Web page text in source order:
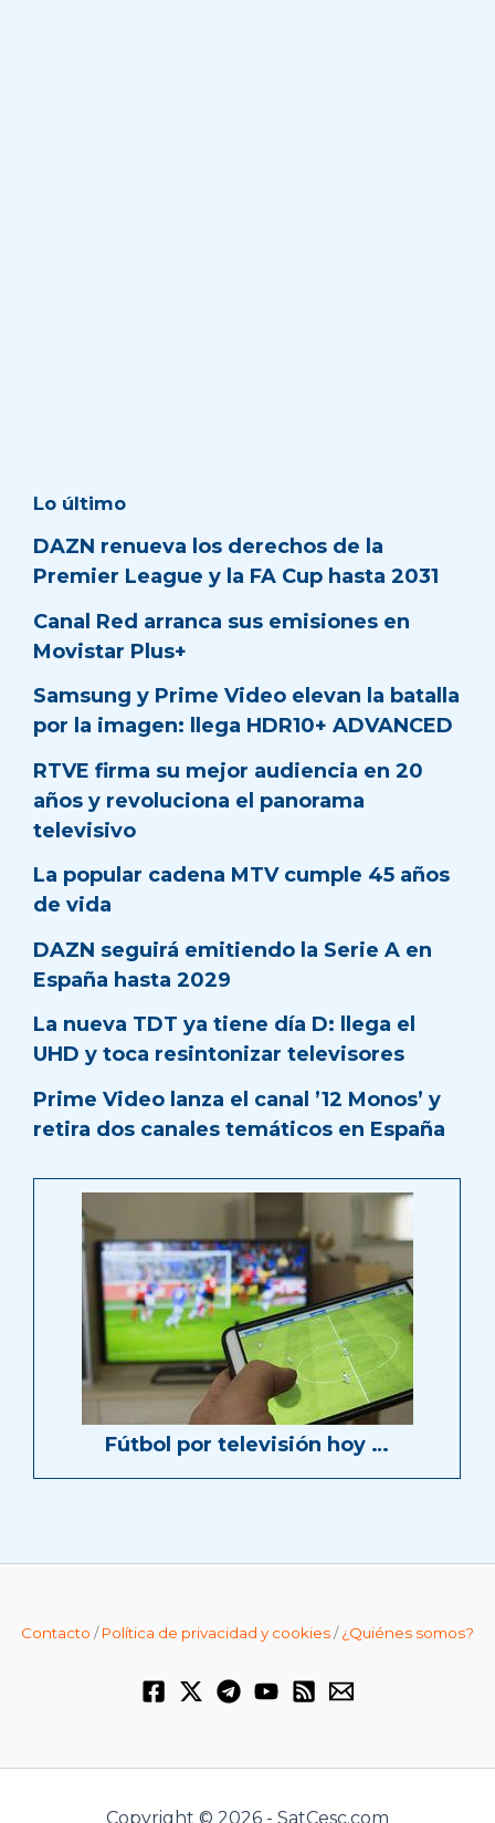
Lo último
DAZN renueva los derechos de la
Premier League y la FA Cup hasta 2031
Canal Red arranca sus emisiones en
Movistar Plus+
Samsung y Prime Video elevan la batalla
por la imagen: llega HDR10+ ADVANCED
RTVE firma su mejor audiencia en 20
años y revoluciona el panorama
televisivo
La popular cadena MTV cumple 45 años
de vida
DAZN seguirá emitiendo la Serie A en
España hasta 2029
La nueva TDT ya tiene día D: llega el
UHD y toca resintonizar televisores
Prime Video lanza el canal ’12 Monos’ y
retira dos canales temáticos en España
Fútbol por televisión hoy …
Contacto /Política de privacidad y cookies/¿Quiénes somos?
Copyright © 2026 - SatCesc.com